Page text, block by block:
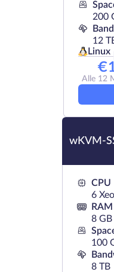
200
12
Linux
€
Alle 12
wKVM-
CPU
6
RAM
8 GB
100
8 TB